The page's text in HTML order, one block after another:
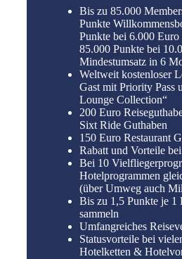
Bis zu 85.000
Punkte
Punkte bei 6.000 Euro
85.000 Punkte bei
Mindestumsatz in 6
Weltweit kostenloser
Gast mit Priority Pass
Lounge Collection“
200 Euro
Sixt Ride Guthaben
150 Euro Restaurant
Rabatt und Vorteile
Bei 10
Hotelprogrammen
(über Umweg auch
Bis zu 1,5 Punkte je 1
sammeln
Umfangreiches
Statusvorteile bei
Hotelketten &